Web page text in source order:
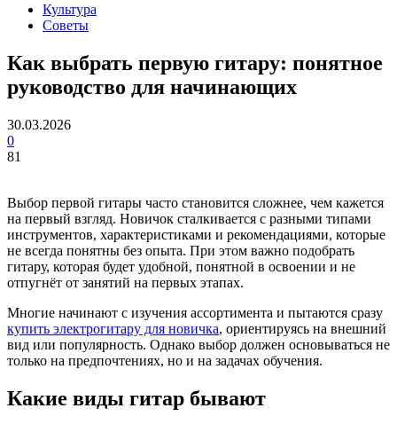
Культура
Советы
Как выбрать первую гитару: понятное
руководство для начинающих
30.03.2026
0
81
Выбор первой гитары часто становится сложнее, чем кажется
на первый взгляд. Новичок сталкивается с разными типами
инструментов, характеристиками и рекомендациями, которые
не всегда понятны без опыта. При этом важно подобрать
гитару, которая будет удобной, понятной в освоении и не
отпугнёт от занятий на первых этапах.
Многие начинают с изучения ассортимента и пытаются сразу
купить электрогитару для новичка, ориентируясь на внешний
вид или популярность. Однако выбор должен основываться не
только на предпочтениях, но и на задачах обучения.
Какие виды гитар бывают